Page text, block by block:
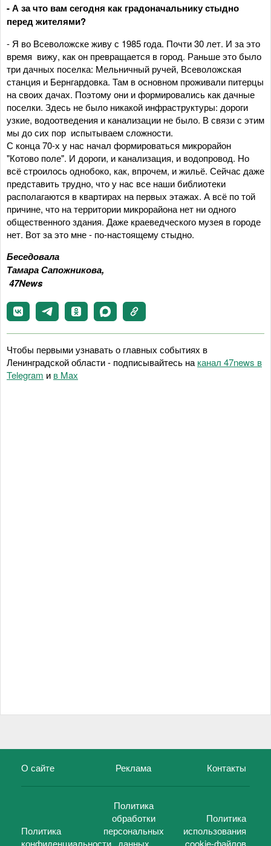
- А за что вам сегодня как градоначальнику стыдно
перед жителями?
- Я во Всеволожске живу с 1985 года. Почти 30 лет. И за это
время вижу, как он превращается в город. Раньше это было
три дачных поселка: Мельничный ручей, Всеволожская
станция и Бернгардовка. Там в основном проживали питерцы
на своих дачах. Поэтому они и формировались как дачные
поселки. Здесь не было никакой инфраструктуры: дороги
узкие, водоотведения и канализации не было. В связи с этим
мы до сих пор испытываем сложности.
С конца 70-х у нас начал формироваться микрорайон
"Котово поле". И дороги, и канализация, и водопровод. Но
всё строилось однобоко, как, впрочем, и жильё. Сейчас даже
представить трудно, что у нас все наши библиотеки
располагаются в квартирах на первых этажах. А всё по той
причине, что на территории микрорайона нет ни одного
общественного здания. Даже краеведческого музея в городе
нет. Вот за это мне - по-настоящему стыдно.
Беседовала
Тамара Сапожникова,
47News
Чтобы первыми узнавать о главных событиях в
Ленинградской области - подписывайтесь на канал 47news в
Telegram и в Maх
О сайте Реклама Контакты
Политика
конфиденциальности
Политика
обработки
персональных
данных
Политика
использования
cookie-файлов